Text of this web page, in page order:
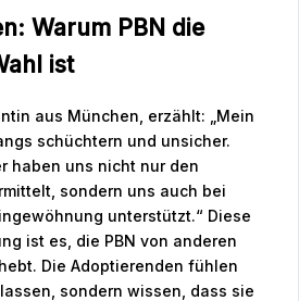
Warum PBN die
ist
aus München, erzählt: „Mein
schüchtern und unsicher.
haben uns nicht nur den
sondern uns auch bei
unterstützt.“ Diese
ist es, die PBN von anderen
Die Adoptierenden fühlen
sondern wissen, dass sie